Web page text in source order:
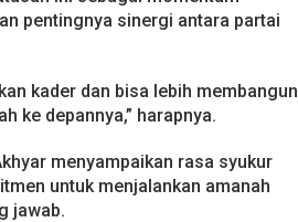
pentingnya sinergi antara partai
kader dan bisa lebih membangun
ke depannya,” harapnya.
menyampaikan rasa syukur
untuk menjalankan amanah
jawab.